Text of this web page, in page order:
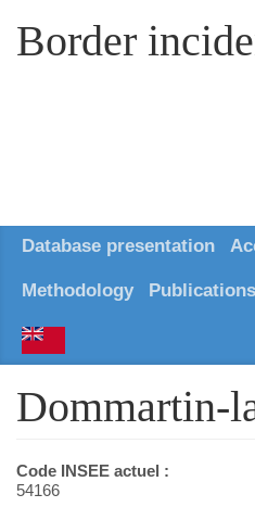
Border
Database presentation
Methodology Publications
Dommartin-
Code INSEE actuel :
54166